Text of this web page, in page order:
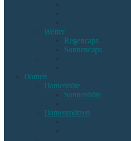
Wetter
Regencaps
Sonnencaps
Damen
Damenhüte
Sonnenhüte
Damenmützen